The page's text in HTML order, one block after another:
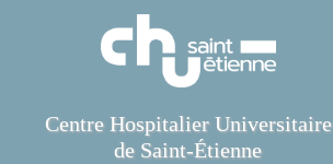
Centre Hospitalier Universitaire
de Saint-Étienne